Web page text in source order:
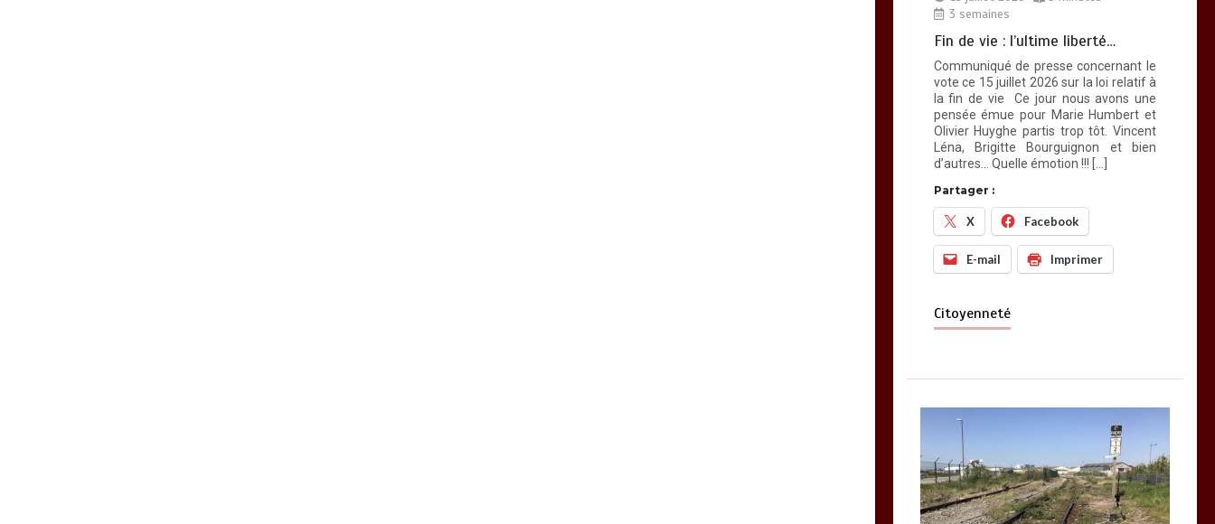
3 semaines
Fin de vie : l’ultime liberté…
Communiqué de presse concernant le
vote ce 15 juillet 2026 sur la loi relatif à
la fin de vie Ce jour nous avons une
pensée émue pour Marie Humbert et
Olivier Huyghe partis trop tôt. Vincent
Léna, Brigitte Bourguignon et bien
d’autres… Quelle émotion !!! […]
Partager :
X Facebook
E-mail Imprimer
Citoyenneté